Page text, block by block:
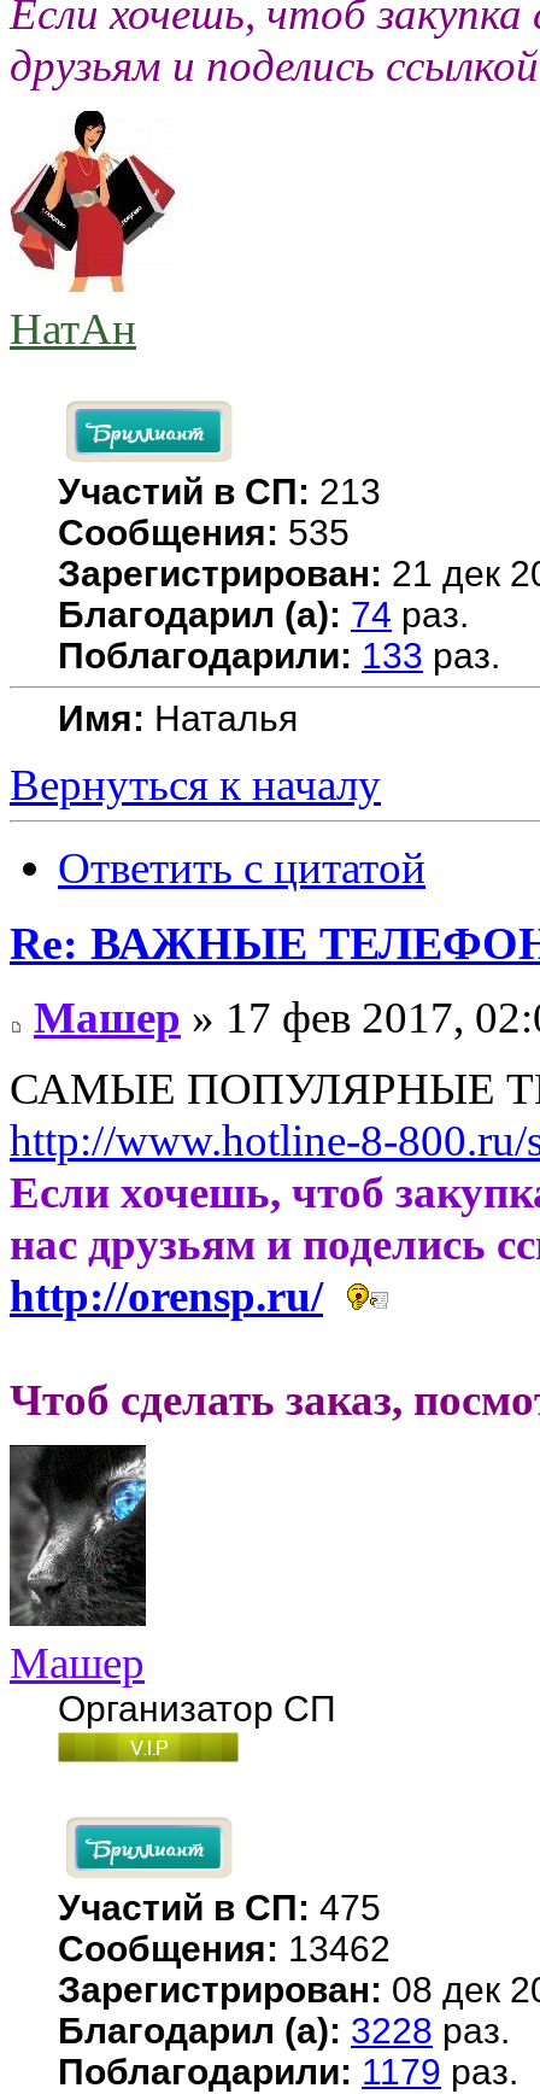
Если хочешь, чтоб
друзьям и поделись
НатАн
Участий в СП: 213
Сообщения: 535
Зарегистрирован: 21 дек
Благодарил (а): 74 раз.
Поблагодарили: 133 раз.
Имя: Наталья
Вернуться к началу
Ответить с цитатой
Re: ВАЖНЫЕ
Машер » 17 фев 2017,
САМЫЕ ПОПУЛЯРНЫЕ
http://www.hotline-8-800.ru/
Если хочешь, чтоб
нас друзьям и поделись
http://orensp.ru/
Чтоб сделать заказ,
Машер
Организатор СП
Участий в СП: 475
Сообщения: 13462
Зарегистрирован: 08 дек
Благодарил (а): 3228 раз.
Поблагодарили: 1179 раз.